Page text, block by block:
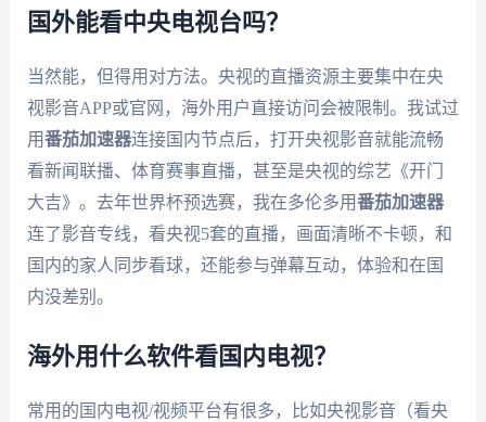
国外能看中央电视台吗？
当然能，但得用对方法。央视的直播资源主要集中在央
视影音APP或官网，海外用户直接访问会被限制。我试过
用番茄加速器连接国内节点后，打开央视影音就能流畅
看新闻联播、体育赛事直播，甚至是央视的综艺《开门
大吉》。去年世界杯预选赛，我在多伦多用番茄加速器
连了影音专线，看央视5套的直播，画面清晰不卡顿，和
国内的家人同步看球，还能参与弹幕互动，体验和在国
内没差别。
海外用什么软件看国内电视？
常用的国内电视/视频平台有很多，比如央视影音（看央